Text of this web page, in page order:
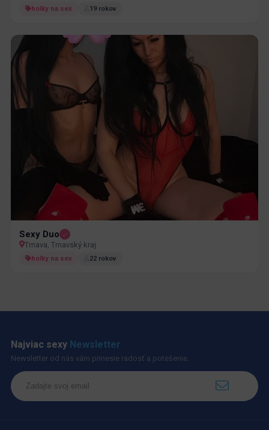
holky na sex 19 rokov
Sexy Duo
Trnava, Trnavský kraj
holky na sex 22 rokov
Najviac sexy Newsletter
Newsletter od nás vám prinesie radosť a potešenie.